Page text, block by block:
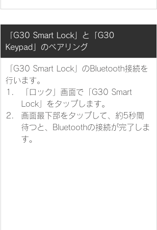
​「G30 Smart Lock」と「G30
Keypad」のペアリング
「G30 Smart Lock」のBluetooth接続を
行います。
​「ロック」画面で「G30 Smart
Lock」をタップします。
画面最下部をタップして、約5秒間
待つと、Bluetoothの接続が完了しま
す。